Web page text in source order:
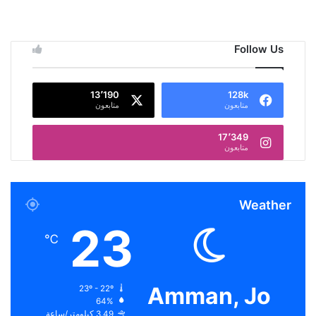
Follow Us
128k
متابعون
13٬190
متابعون
17٬349
متابعون
Weather
Amman, Jo
23
℃
64%
3.49 كيلومتر/ساعة